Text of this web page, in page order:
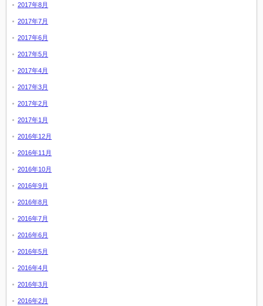
2017年8月
2017年7月
2017年6月
2017年5月
2017年4月
2017年3月
2017年2月
2017年1月
2016年12月
2016年11月
2016年10月
2016年9月
2016年8月
2016年7月
2016年6月
2016年5月
2016年4月
2016年3月
2016年2月